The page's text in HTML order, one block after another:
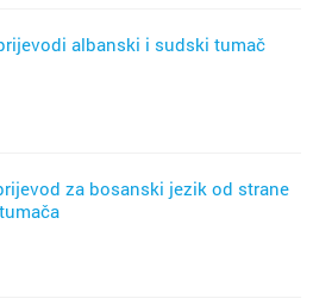
albanski i sudski tumač
za bosanski jezik od strane